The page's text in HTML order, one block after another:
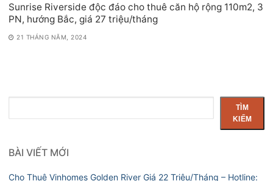
Sunrise Riverside độc đáo cho thuê căn hộ rộng 110m2, 3
PN, hướng Bắc, giá 27 triệu/tháng
21 THÁNG NĂM, 2024
kiếm
TÌM
KIẾM
BÀI VIẾT MỚI
Cho Thuê Vinhomes Golden River Giá 22 Triệu/Tháng – Hotline: